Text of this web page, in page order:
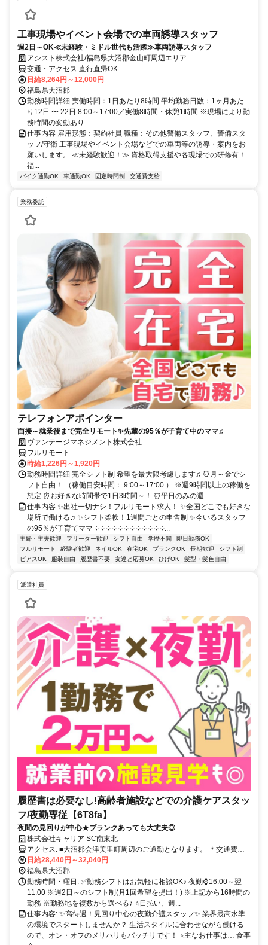
工事現場やイベント会場での車両誘導スタッフ
週2日～OK≪未経験・ミドル世代も活躍≫車両誘導スタッフ
アシスト株式会社/福島県大沼郡金山町周辺エリア
交通・アクセス 直行直帰OK
日給8,264円～12,000円
福島県大沼郡
勤務時間詳細 実働時間：1日あたり8時間 平均勤務日数：1ヶ月あた
り12日 〜 22日 8:00～17:00／実働8時間・休憩1時間 ※現場により勤
務時間の変動あり
仕事内容 雇用形態：契約社員 職種：その他警備スタッフ、警備スタ
ッフ/守衛 工事現場やイベント会場などでの車両等の誘導・案内をお
願いします。 ≪未経験歓迎！≫ 資格取得支援や各現場での研修有！
福...
バイク通勤OK 車通勤OK 固定時間制 交通費支給
業務委託
テレフォンアポインター
面接～就業後まで完全リモート✨先輩の95％が子育て中のママ♫
ヴァンテージマネジメント株式会社
フルリモート
時給1,226円～1,920円
勤務時間詳細 完全シフト制 希望を最大限考慮します♫ ⏰月～金でシ
フト自由！ （稼働目安時間： 9:00～17:00 ） ※週9時間以上の稼働を
想定 ⏰お好きな時間帯で1日3時間～！ ⏰平日のみの週...
仕事内容 ✨出社一切ナシ！フルリモート求人！ ✨全国どこでも好きな
場所で働ける♫ ✨シフト柔軟！1週間ごとの申告制 ✨今いるスタッフ
の95％が子育てママ ༶ ༶ ༶ ༶ ༶ ༶ ༶ ༶ ༶ ༶ ༶ ༶...
主婦・主夫歓迎 フリーター歓迎 シフト自由 学歴不問
即日勤務OK
フルリモート
経験者歓迎 ネイルOK 在宅OK ブランクOK 長期歓迎
シフト制
ピアスOK
服装自由 履歴書不要 友達と応募OK ひげOK 髪型・髪色自由
派遣社員
履歴書は必要なし!高齢者施設などでの介護ケアスタッ
フ/夜勤専従【6T8fa】
夜間の見回りが中心★ブランクあっても大丈夫◎
株式会社キャリア SC南東北
アクセス: ■大沼郡会津美里町周辺のご通勤となります。 ＊交通費全
額支給 ＊車通勤・バイク通勤OK（ガソリン代支給） ＊自転車通勤
OK
日給28,440円～32,040円
福島県大沼郡
勤務時間・曜日: ✅勤務シフトはお気軽に相談OK♪ 夜勤⌚16:00～翌
11:00 ※週2日～のシフト制(月1回希望を提出！) ※上記から16時間の
勤務 ※勤務地を複数から選べる♪ ⭐日払い、週...
仕事内容: ✨高待遇！見回り中心の夜勤介護スタッフ✨ 業界最高水準
の環境でスタートしませんか？ 生活スタイルに合わせながら働ける
ので、オン・オフのメリハリもバッチリです！ ⭐主なお仕事は… 食事